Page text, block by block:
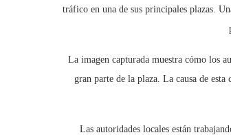
tráfico en una de sus principales plazas.
La imagen capturada muestra cómo los
gran parte de la plaza. La causa de
Las autoridades locales están